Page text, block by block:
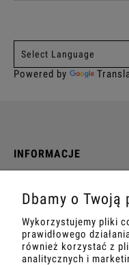
Powered by
INFORMACJE
DANE TECHNICZNE
Dbamy o Twoją
Wykorzystujemy pliki
prawidłowego
również korzystać z
analitycznych i